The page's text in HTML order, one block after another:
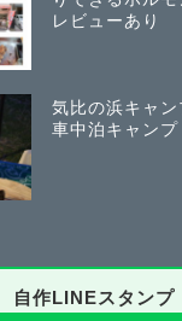
レビューあり
気比の浜キャン
車中泊キャンプ
自作LINEスタンプ